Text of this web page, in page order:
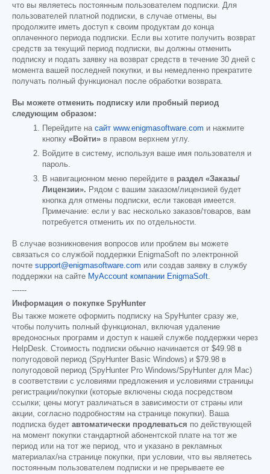
что вы являетесь постоянным пользователем подписки. Для
пользователей платной подписки, в случае отмены, вы
продолжите иметь доступ к своим продуктам до конца
оплаченного периода подписки. Если вы хотите получить возврат
средств за текущий период подписки, вы должны отменить
подписку и подать заявку на возврат средств в течение 30 дней с
момента вашей последней покупки, и вы немедленно прекратите
получать полный функционал после обработки возврата.
Вы можете отменить подписку или пробный период
следующим образом:
Перейдите на сайт www.enigmasoftware.com и нажмите
кнопку «Войти» в правом верхнем углу.
Войдите в систему, используя ваше имя пользователя и
пароль.
В навигационном меню перейдите в раздел «Заказы/
Лицензии». Рядом с вашим заказом/лицензией будет
кнопка для отмены подписки, если таковая имеется.
Примечание: если у вас несколько заказов/товаров, вам
потребуется отменить их по отдельности.
В случае возникновения вопросов или проблем вы можете
связаться со службой поддержки EnigmaSoft по электронной
почте support@enigmasoftware.com или создав заявку в службу
поддержки на сайте MyAccount компании EnigmaSoft.
------
Информация о покупке SpyHunter
Вы также можете оформить подписку на SpyHunter сразу же,
чтобы получить полный функционал, включая удаление
вредоносных программ и доступ к нашей службе поддержки через
HelpDesk. Стоимость подписки обычно начинается от $49.98 в
полугодовой период (SpyHunter Basic Windows) и $79.98 в
полугодовой период (SpyHunter Pro Windows/SpyHunter для Mac)
в соответствии с условиями предложения и условиями страницы
регистрации/покупки (которые включены сюда посредством
ссылки; цены могут различаться в зависимости от страны или
акции, согласно подробностям на странице покупки). Ваша
подписка будет автоматически продлеваться по действующей
на момент покупки стандартной абонентской плате на тот же
период или на тот же период, что и указано в рекламных
материалах/на странице покупки, при условии, что вы являетесь
постоянным пользователем подписки и не прерываете ее